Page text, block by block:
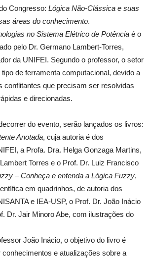
Congresso: Lógica Não-Clássica e suas
áreas do conhecimento.
no Sistema Elétrico de Potência é o
pelo Dr. Germano Lambert-Torres,
da UNIFEI. Segundo o professor, o setor
de ferramenta computacional, devido a
conflitantes que precisam ser resolvidas
e direcionadas.
do evento, serão lançados os livros:
Anotada, cuja autoria é dos
a Profa. Dra. Helga Gonzaga Martins,
Torres e o Prof. Dr. Luiz Francisco
– Conheça e entenda a Lógica Fuzzy,
em quadrinhos, de autoria dos
e IEA-USP, o Prof. Dr. João Inácio
Dr. Jair Minoro Abe, com ilustrações do
João Inácio, o objetivo do livro é
conhecimentos e atualizações sobre a